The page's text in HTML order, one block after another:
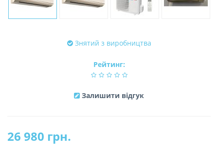
Знятий з виробництва
Рейтинг:
Залишити відгук
26 980 грн.